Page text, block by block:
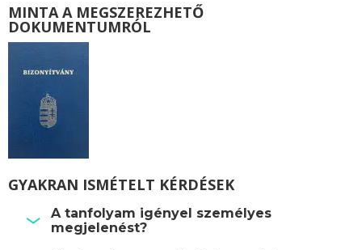
MINTA A MEGSZEREZHETŐ
DOKUMENTUMRÓL
GYAKRAN ISMÉTELT KÉRDÉSEK
A tanfolyam igényel személyes
megjelenést?